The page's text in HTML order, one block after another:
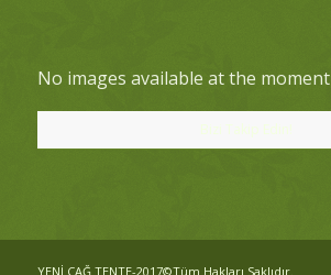
No images available at the moment
Bizi Takip Edin!
YENİ ÇAĞ TENTE-2017©Tüm Hakları Saklıdır.